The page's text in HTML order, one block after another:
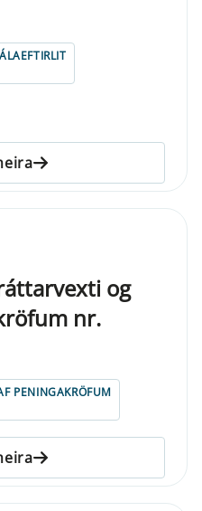
og
nr.
PENINGAKRÖFUM